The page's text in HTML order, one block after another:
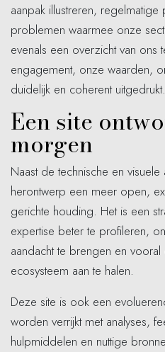
aanpak illustreren,
problemen waarmee onze
evenals een overzicht van ons
engagement, onze waarden,
duidelijk en coherent uitgedrukt.
Een site
morgen
Naast de technische en
herontwerp een meer open,
gerichte houding. Het is een
expertise beter te profileren,
aandacht te brengen en
ecosysteem aan te halen.
Deze site is ook een
worden verrijkt met analyses,
hulpmiddelen en nuttige